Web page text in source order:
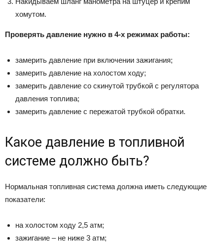
хомутом.
Проверять давление нужно в 4-х режимах работы:
замерить давление при включении зажигания;
замерить давление на холостом ходу;
замерить давление со скинутой трубкой с регулятора
давления топлива;
замерить давление с пережатой трубкой обратки.
Какое давление в топливной
системе должно быть?
Нормальная топливная система должна иметь следующие
показатели:
на холостом ходу 2,5 атм;
зажигание – не ниже 3 атм;